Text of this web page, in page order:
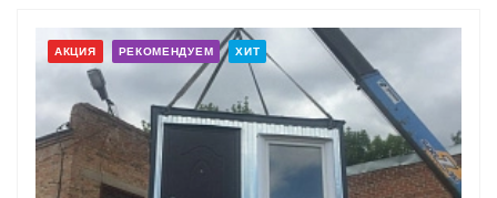
АКЦИЯ РЕКОМЕНДУЕМ ХИТ